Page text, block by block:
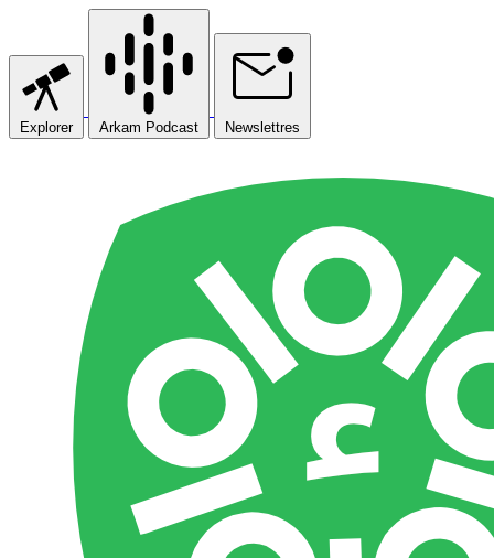
Explorer Arkam Podcast Newslettres